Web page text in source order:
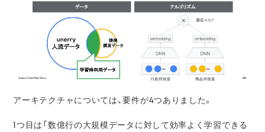
アーキテクチャについては、要件が4つありました。
1つ目は「数億行の大規模データに対して効率よく学習できる